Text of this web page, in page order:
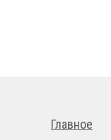
Главное